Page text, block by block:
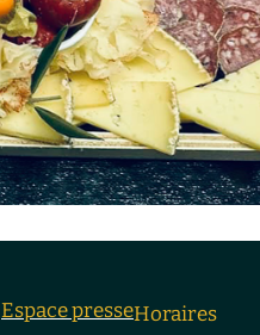
Espace presseHoraires